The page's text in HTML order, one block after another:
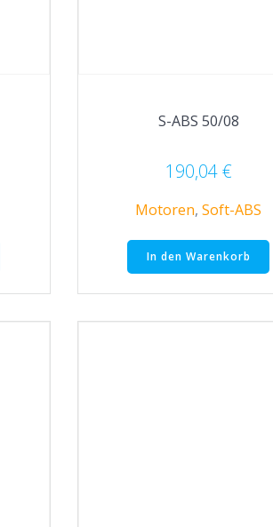
S-ABS 50/08
190,04€
Motoren,Soft-ABS
In den Warenkorb